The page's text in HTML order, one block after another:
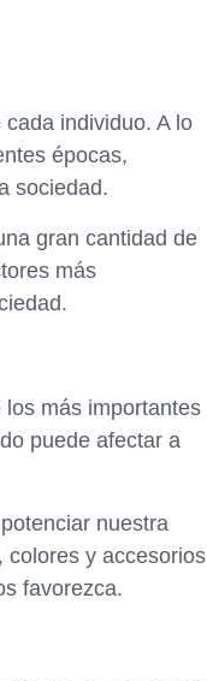
individuo. A lo
épocas,
sociedad.
gran cantidad de
más
más importantes
puede afectar a
nuestra
colores y accesorios
favorezca.